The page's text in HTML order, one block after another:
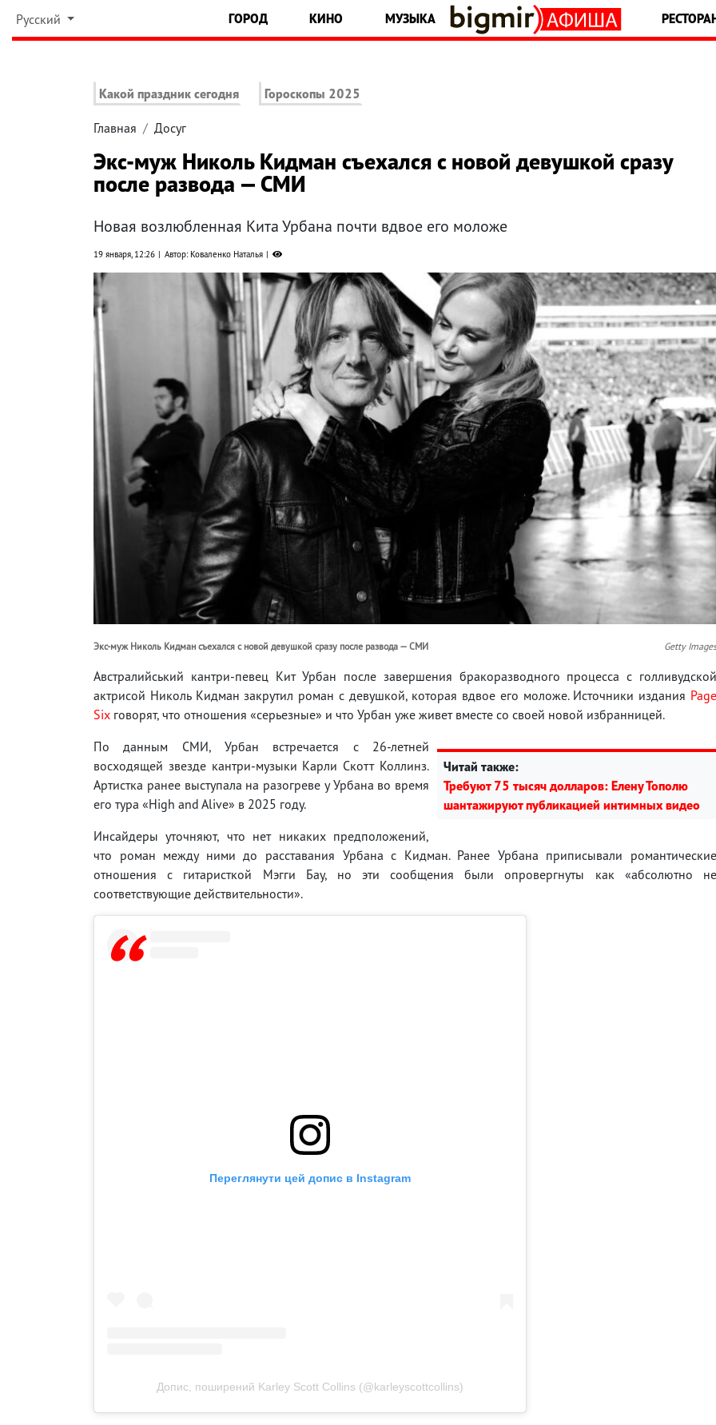
Русский ГОРОД КИНО МУЗЫКА
Какой праздник сегодня Гороскопы 2025
Главная Досуг
Экс-муж Николь Кидман съехался с новой девушкой сразу
после развода — СМИ
Новая возлюбленная Кита Урбана почти вдвое его моложе
19 января, 12:26 Автор: Коваленко Наталья
Экс-муж Николь Кидман съехался с новой девушкой сразу после развода — СМИ Getty Images
Австралийський кантри-певец Кит Урбан после завершения бракоразводного процесса с голливудской
актрисой Николь Кидман закрутил роман с девушкой, которая вдвое его моложе. Источники издания Page
Six говорят, что отношения «серьезные» и что Урбан уже живет вместе со своей новой избранницей.
Читай также:
Требуют 75 тысяч долларов: Елену Тополю
шантажируют публикацией интимных видео
По данным СМИ, Урбан встречается с 26-летней
восходящей звезде кантри-музыки Карли Скотт Коллинз.
Артистка ранее выступала на разогреве у Урбана во время
его тура «High and Alive» в 2025 году.
Инсайдеры уточняют, что нет никаких предположений,
что роман между ними до расставания Урбана с Кидман. Ранее Урбана приписывали романтические
отношения с гитаристкой Мэгги Бау, но эти сообщения были опровергнуты как «абсолютно не
соответствующие действительности».
Переглянути цей допис в Instagram
Допис, поширений Karley Scott Collins (@karleyscottcollins)